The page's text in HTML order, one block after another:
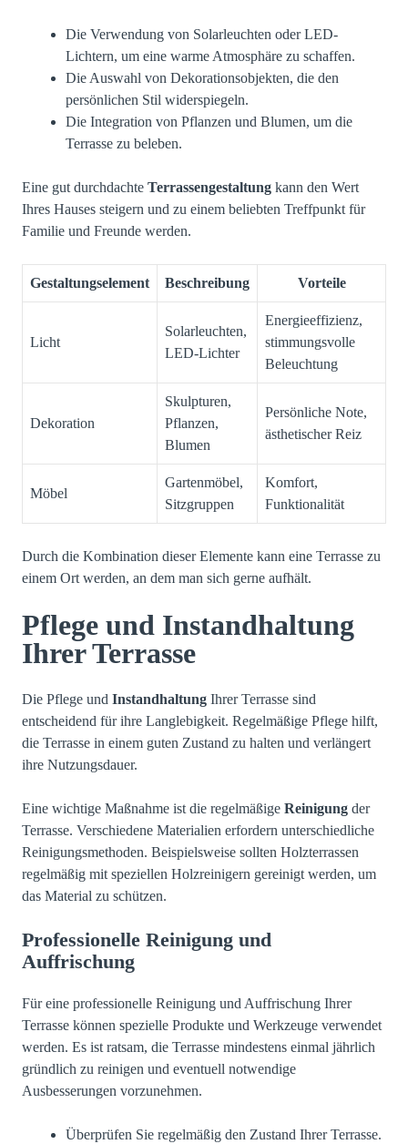
Die Verwendung von Solarleuchten oder LED-
Lichtern, um eine warme Atmosphäre zu schaffen.
Die Auswahl von Dekorationsobjekten, die den
persönlichen Stil widerspiegeln.
Die Integration von Pflanzen und Blumen, um die
Terrasse zu beleben.
Eine gut durchdachte Terrassengestaltung kann den Wert
Ihres Hauses steigern und zu einem beliebten Treffpunkt für
Familie und Freunde werden.
Gestaltungselement Beschreibung Vorteile
Licht
Solarleuchten,
LED-Lichter
Energieeffizienz,
stimmungsvolle
Beleuchtung
Dekoration
Skulpturen,
Pflanzen,
Blumen
Persönliche Note,
ästhetischer Reiz
Möbel
Gartenmöbel,
Sitzgruppen
Komfort,
Funktionalität
Durch die Kombination dieser Elemente kann eine Terrasse zu
einem Ort werden, an dem man sich gerne aufhält.
Pflege und Instandhaltung
Ihrer Terrasse
Die Pflege und Instandhaltung Ihrer Terrasse sind
entscheidend für ihre Langlebigkeit. Regelmäßige Pflege hilft,
die Terrasse in einem guten Zustand zu halten und verlängert
ihre Nutzungsdauer.
Eine wichtige Maßnahme ist die regelmäßige Reinigung der
Terrasse. Verschiedene Materialien erfordern unterschiedliche
Reinigungsmethoden. Beispielsweise sollten Holzterrassen
regelmäßig mit speziellen Holzreinigern gereinigt werden, um
das Material zu schützen.
Professionelle Reinigung und
Auffrischung
Für eine professionelle Reinigung und Auffrischung Ihrer
Terrasse können spezielle Produkte und Werkzeuge verwendet
werden. Es ist ratsam, die Terrasse mindestens einmal jährlich
gründlich zu reinigen und eventuell notwendige
Ausbesserungen vorzunehmen.
Überprüfen Sie regelmäßig den Zustand Ihrer Terrasse.